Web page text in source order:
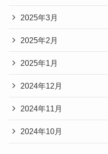
2025年3月
2025年2月
2025年1月
2024年12月
2024年11月
2024年10月